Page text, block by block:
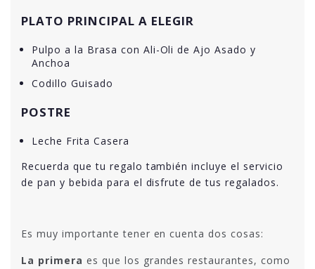
PLATO PRINCIPAL A ELEGIR
Pulpo a la Brasa con Ali-Oli de Ajo Asado y
Anchoa
Codillo Guisado
POSTRE
Leche Frita Casera
Recuerda que tu regalo también incluye el servicio
de pan y bebida para el disfrute de tus regalados.
Es muy importante tener en cuenta dos cosas:
La primera es que los grandes restaurantes, como